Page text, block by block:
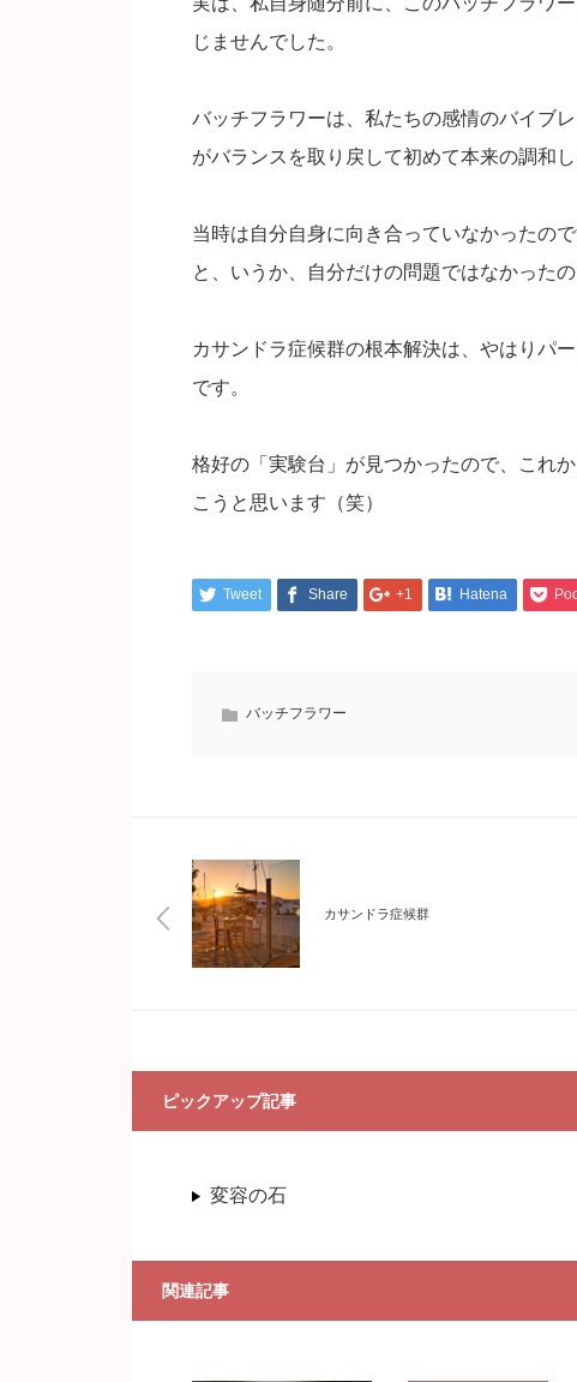
じませんでした。
バッチフラワーは、私たちの感情のバイブ
がバランスを取り戻して初めて本来の調和
当時は自分自身に向き合っていなかったので
と、いうか、自分だけの問題ではなかったの
カサンドラ症候群の根本解決は、やはりパ
です。
格好の「実験台」が見つかったので、これ
こうと思います（笑）
Tweet Share +1 Hatena
バッチフラワー
カサンドラ症候群
ピックアップ記事
変容の石
関連記事